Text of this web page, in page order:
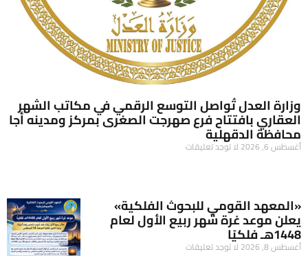
وزارة العدل تُواصل التوسع الرقمي في مكاتب الشهر
العقاري بافتتاح فرع صهرجت الصغرى بمركز ومدينه أجا
محافظة الدقهلية
أغسطس 6, 2026 لا توجد تعليقات
«المعهد القومي للبحوث الفلكية»
يعلن موعد غرة شهر ربيع الأول لعام
1448هـ فلكيًا
أغسطس 8, 2026 لا توجد تعليقات